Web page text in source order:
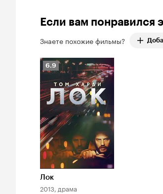
оценок:
76%
Если вам понравился
Знаете похожие фильмы?
Рейтинг
Кинопоиска
6.9
6.9
Лок
2013, драма